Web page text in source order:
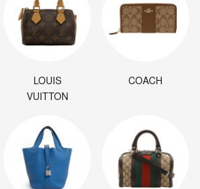
LOUIS
VUITTON
COACH